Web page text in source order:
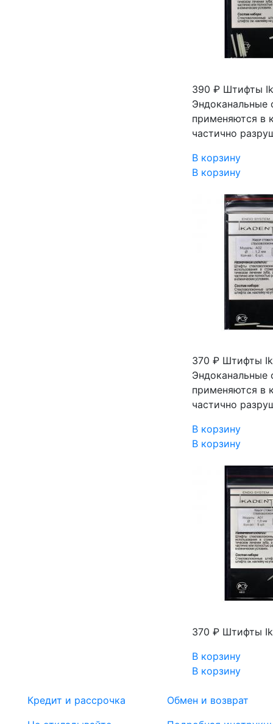
390 ₽ Штифты
Эндоканальные
применяются в
частично
В корзину
В корзину
370 ₽ Штифты
Эндоканальные
применяются в
частично
В корзину
В корзину
370 ₽ Штифты
В корзину
В корзину
Кредит и рассрочка
Обмен и возврат